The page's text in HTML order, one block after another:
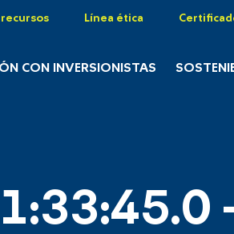
Línea ética
CON INVERSIONISTAS